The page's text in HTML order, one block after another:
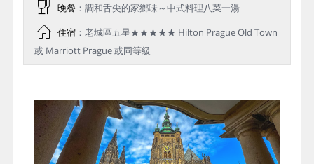
晚餐 ：調和舌尖的家鄉味～中式料理八菜一湯
住宿：老城區五星★★★★★ Hilton Prague Old Town
或 Marriott Prague 或同等級